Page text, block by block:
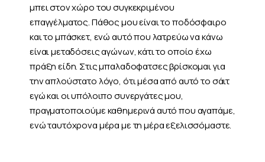
μπει στον χώρο του συγκεκριμένου
επαγγέλματος. Πάθος μου είναι το ποδόσφαιρο
και το μπάσκετ, ενώ αυτό που λατρεύω να κάνω
είναι μεταδόσεις αγώνων, κάτι το οποίο έχω
πράξη είδη. Στις μπαλαδοφατσες βρίσκομαι για
την απλούστατο λόγο, ότι μέσα από αυτό το σάιτ
εγώ και οι υπόλοιπο συνεργάτες μου,
πραγματοποιούμε καθημερινά αυτό που αγαπάμε,
ενώ ταυτόχρονα μέρα με τη μέρα εξελισσόμαστε.